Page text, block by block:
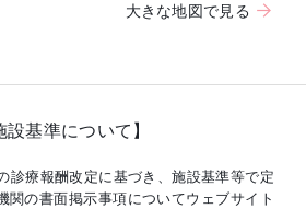
大きな地図で見る
設基準について】
診療報酬改定に基づき、施設基準等で定
関の書面掲示事項についてウェブサイト